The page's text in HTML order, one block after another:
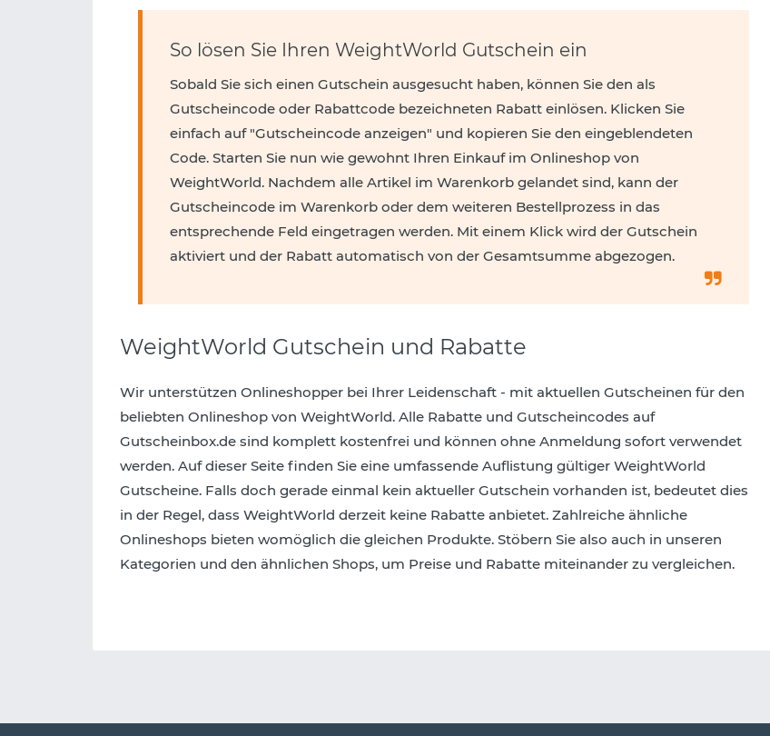
So lösen Sie Ihren WeightWorld Gutschein ein
Sobald Sie sich einen Gutschein ausgesucht haben, können Sie den als
Gutscheincode oder Rabattcode bezeichneten Rabatt einlösen. Klicken Sie
einfach auf "Gutscheincode anzeigen" und kopieren Sie den eingeblendeten
Code. Starten Sie nun wie gewohnt Ihren Einkauf im Onlineshop von
WeightWorld. Nachdem alle Artikel im Warenkorb gelandet sind, kann der
Gutscheincode im Warenkorb oder dem weiteren Bestellprozess in das
entsprechende Feld eingetragen werden. Mit einem Klick wird der Gutschein
aktiviert und der Rabatt automatisch von der Gesamtsumme abgezogen.
WeightWorld Gutschein und Rabatte
Wir unterstützen Onlineshopper bei Ihrer Leidenschaft - mit aktuellen Gutscheinen für den
beliebten Onlineshop von WeightWorld. Alle Rabatte und Gutscheincodes auf
Gutscheinbox.de sind komplett kostenfrei und können ohne Anmeldung sofort verwendet
werden. Auf dieser Seite finden Sie eine umfassende Auflistung gültiger WeightWorld
Gutscheine. Falls doch gerade einmal kein aktueller Gutschein vorhanden ist, bedeutet dies
in der Regel, dass WeightWorld derzeit keine Rabatte anbietet. Zahlreiche ähnliche
Onlineshops bieten womöglich die gleichen Produkte. Stöbern Sie also auch in unseren
Kategorien und den ähnlichen Shops, um Preise und Rabatte miteinander zu vergleichen.